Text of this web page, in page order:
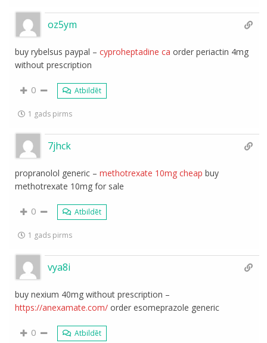
oz5ym
buy rybelsus paypal –cyproheptadine ca order periactin 4mg
without prescription
0 Atbildēt
1 gads pirms
7jhck
propranolol generic –methotrexate 10mg cheap buy
methotrexate 10mg for sale
0 Atbildēt
1 gads pirms
vya8i
buy nexium 40mg without prescription –
https://anexamate.com/ order esomeprazole generic
0 Atbildēt